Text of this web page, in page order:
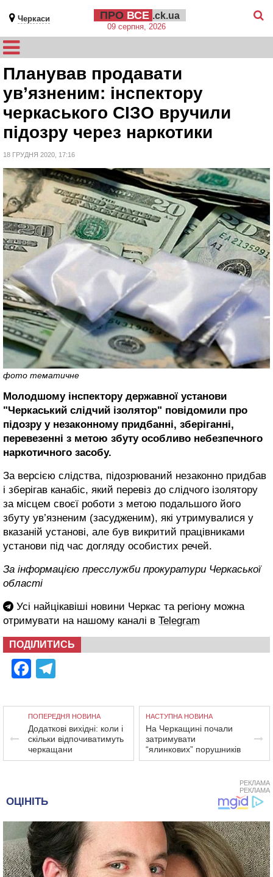
Черкаси ПРО ВСЕ .ck.ua
09 серпня, 2026
Планував продавати
ув’язненим: інспектору
черкаського СІЗО вручили
підозру через наркотики
18 ГРУДНЯ 2020, 17:16
фото тематичне
Молодшому інспектору державної установи
"Черкаський слідчий ізолятор" повідомили про
підозру у незаконному придбанні, зберіганні,
перевезенні з метою збуту особливо небезпечного
наркотичного засобу.
За версією слідства, підозрюваний незаконно придбав
і зберігав канабіс, який перевіз до слідчого ізолятору
за місцем своєї роботи з метою подальшого його
збуту ув’язненим (засудженим), які утримувалися у
вказаній установі, але був викритий працівниками
установи під час догляду особистих речей.
За інформацією пресслужби прокуратури Черкаської
області
Усі найцікавіші новини Черкас та регіону можна
отримувати на нашому каналі в Telegram
ПОДІЛИТИСЬ
Facebook
ПОПЕРЕДНЯ НОВИНА
Додаткові вихідні: коли і
скільки відпочиватимуть
черкащани
НАСТУПНА НОВИНА
На Черкащині почали
затримувати
“ялинкових” порушників
РЕКЛАМА
РЕКЛАМА